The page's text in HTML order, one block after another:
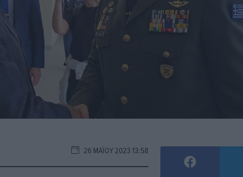
26 ΜΑΪ́ΟΥ 2023 13:58